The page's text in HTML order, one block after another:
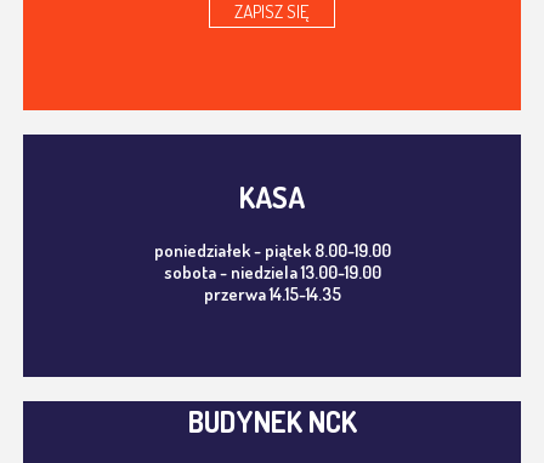
ZAPISZ SIĘ
KASA
poniedziałek - piątek 8.00-19.00
sobota - niedziela 13.00-19.00
przerwa 14.15-14.35
BUDYNEK NCK